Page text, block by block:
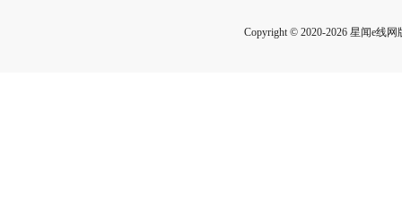
Copyright © 2020-2026 星闻e线